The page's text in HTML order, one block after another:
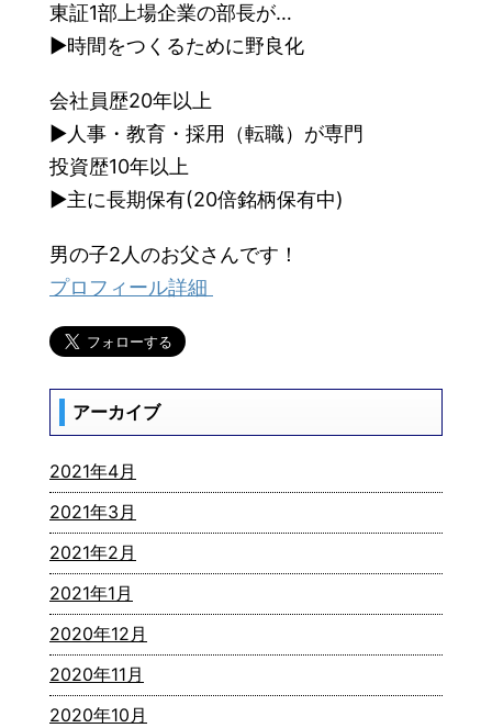
東証1部上場企業の部長が…
▶︎時間をつくるために野良化
会社員歴20年以上
▶︎人事・教育・採用（転職）が専門
投資歴10年以上
▶︎主に長期保有(20倍銘柄保有中)
男の子2人のお父さんです！
プロフィール詳細
アーカイブ
2021年4月
2021年3月
2021年2月
2021年1月
2020年12月
2020年11月
2020年10月